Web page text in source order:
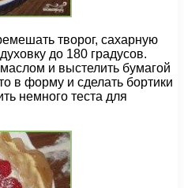
творог, сахарную
до 180 градусов.
и выстелить бумагой
в форму и сделать бортики
немного теста для